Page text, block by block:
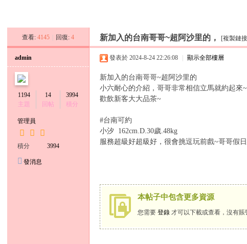
灣
資
深
查看: 4145 回復: 4 新加入的台南哥哥~超阿沙里的， [複製鏈
admin
1194
主題
14
回帖
3994
積分
管理員
積分 3994
發消息
發表於 2024-8-24 22:26:08 顯示全部樓層
新加入的台南哥哥~超阿沙里的
小六耐心的介紹，哥哥非常相信立馬就約起來
歡飲新客大大品茶~
#台南可約
小汐 162cm.D.30歲.48kg
服務超級好超級好，很會挑逗玩前戲~哥哥假
本帖子中包含更多資源
您需要登錄 才可以下載或查看，沒有賬